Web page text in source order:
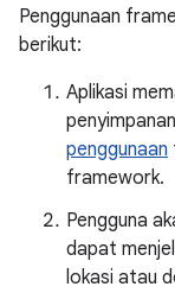
Penggunaan
berikut:
Aplikasi
penggunaan
framework.
Pengguna
dapat
lokasi atau